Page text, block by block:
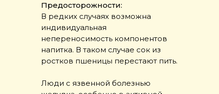
Предосторожности:
В редких случаях возможна
индивидуальная
непереносимость компонентов
напитка. В таком случае сок из
ростков пшеницы перестают пить.
Люди с язвенной болезнью